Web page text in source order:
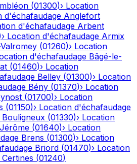
(01300)› Location
d'échafaudage Anglefort
d'échafaudage Arbent
› Location d'échafaudage Armix
(01260)› Location
d'échafaudage Bâgé-le-
(01460)› Location
Belley (01300)› Location
Bény (01370)› Location
(01700)› Location
(01150)› Location d'échafaudage
Bouligneux (01330)› Location
(01640)› Location
Brens (01300)› Location
Briord (01470)› Location
Certines (01240)